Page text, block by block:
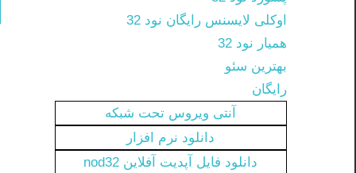
اوکلی لایسنس رایگان نود 32
همیار نود 32
بهترین سئو
رایگان
آنتی ویروس تحت شبکه
دانلود نرم افزار
دانلود فایل آپدیت آفلاین nod32